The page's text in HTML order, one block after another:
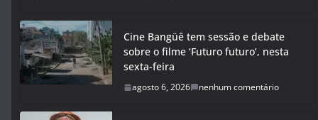
Cine Bangüê tem sessão e debate
sobre o filme ‘Futuro futuro’, nesta
sexta-feira
agosto 6, 2026 nenhum comentário